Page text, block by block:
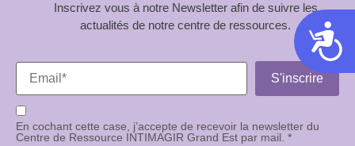
Inscrivez vous à notre Newsletter afin de suivre les
actualités de notre centre de ressources.
En cochant cette case, j’accepte de recevoir la newsletter du
Centre de Ressource INTIMAGIR Grand Est par mail. *